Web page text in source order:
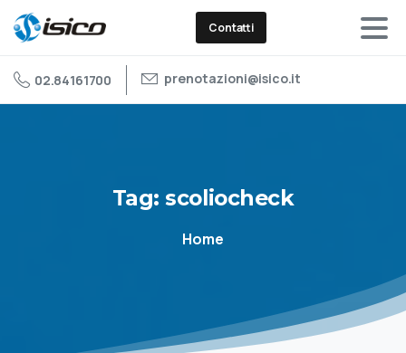
Contatti
02.84161700 prenotazioni@isico.it
Tag: scoliocheck
Home